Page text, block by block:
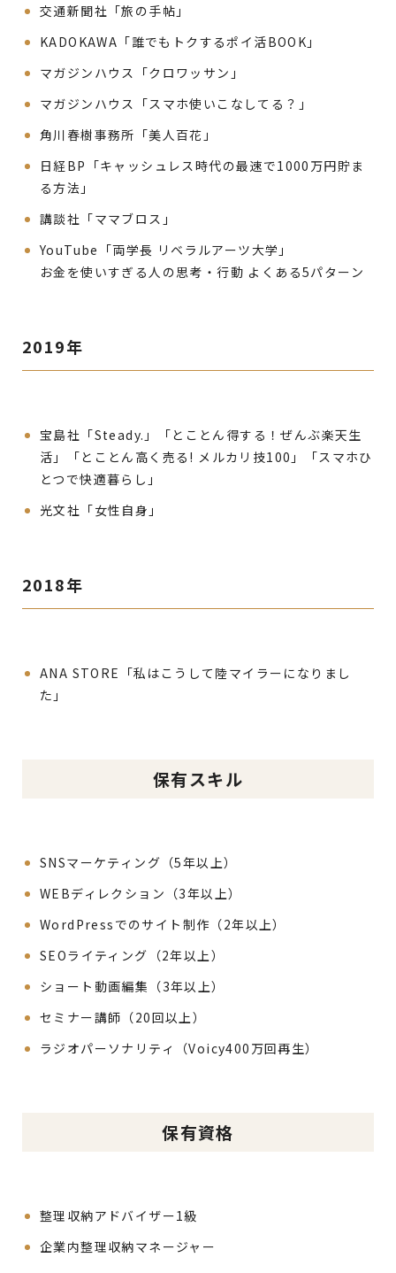
交通新聞社「旅の手帖」
KADOKAWA「誰でもトクするポイ活BOOK」
マガジンハウス「クロワッサン」
マガジンハウス「スマホ使いこなしてる？」
角川春樹事務所「美人百花」
日経BP「キャッシュレス時代の最速で1000万円貯ま
る方法」
講談社「ママブロス」
YouTube「両学長 リベラルアーツ大学」
お金を使いすぎる人の思考・行動 よくある5パターン
2019年
宝島社「Steady.」「とことん得する！ぜんぶ楽天生
活」「とことん高く売る! メルカリ技100」「スマホひ
とつで快適暮らし」
光文社「女性自身」
2018年
ANA STORE「私はこうして陸マイラーになりまし
た」
保有スキル
SNSマーケティング（5年以上）
WEBディレクション（3年以上）
WordPressでのサイト制作（2年以上）
SEOライティング（2年以上）
ショート動画編集（3年以上）
セミナー講師（20回以上）
ラジオパーソナリティ（Voicy400万回再生）
保有資格
整理収納アドバイザー1級
企業内整理収納マネージャー